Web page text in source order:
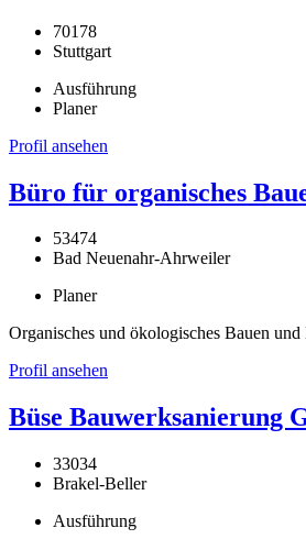
70178
Stuttgart
Ausführung
Planer
Profil ansehen
Büro für organisches
53474
Bad Neuenahr-Ahrweiler
Planer
Organisches und ökologisches Bauen
Profil ansehen
Büse Bauwerksanierung
33034
Brakel-Beller
Ausführung